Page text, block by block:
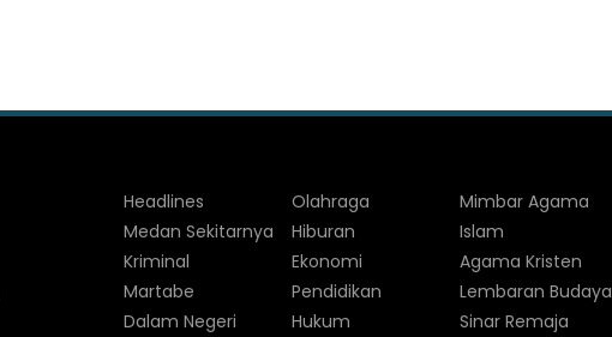
Headlines
Medan Sekitarnya
Kriminal
Martabe
Dalam Negeri
Olahraga
Hiburan
Ekonomi
Pendidikan
Hukum
Mimbar Agama
Islam
Agama Kristen
Lembaran Budaya
Sinar Remaja